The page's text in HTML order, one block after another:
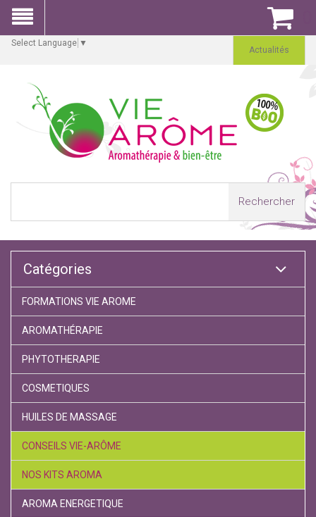
Select Language ▼
Actualités
Rechercher
Catégories
FORMATIONS VIE AROME
AROMATHÉRAPIE
PHYTOTHERAPIE
COSMETIQUES
HUILES DE MASSAGE
CONSEILS VIE-ARÔME
NOS KITS AROMA
AROMA ENERGETIQUE